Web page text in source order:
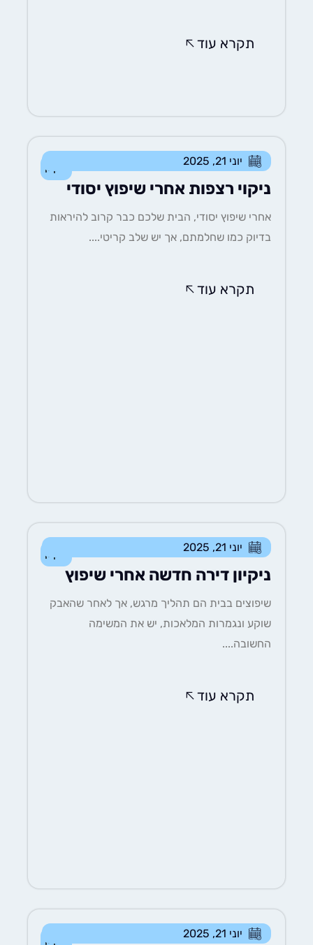
תקרא עוד
יוני 21, 2025
ניקוי רצפות אחרי שיפוץ יסודי
אחרי שיפוץ יסודי, הבית שלכם כבר קרוב להיראות
בדיוק כמו שחלמתם, אך יש שלב קריטי....
תקרא עוד
יוני 21, 2025
ניקיון דירה חדשה אחרי שיפוץ
שיפוצים בבית הם תהליך מרגש, אך לאחר שהאבק
שוקע ונגמרות המלאכות, יש את המשימה
החשובה....
תקרא עוד
יוני 21, 2025